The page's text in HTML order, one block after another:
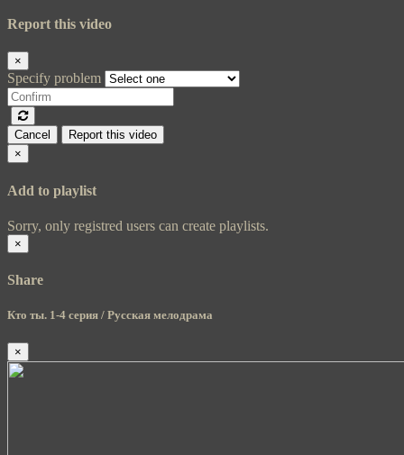
Report this video
×
Specify problem
Cancel
Report this video
×
Add to playlist
Sorry, only registred users can create playlists.
×
Share
Кто ты. 1-4 серия / Русская мелодрама
×